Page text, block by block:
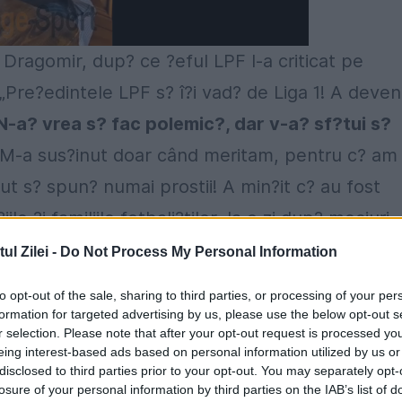
Zilei - Do Not Process My Personal Information
opt-out of the sale, sharing to third parties, or processing of your
for targeted advertising by us, please use the below opt-out
selection. Please note that after your opt-out request is processed
interest-based ads based on personal information utilized by us
to third parties prior to your opt-out. You may separately
of your personal information by third parties on the IAB’s list of
dup? ce ?eful LPF l-a criticat pe
LPF s? î?i vad? de Liga 1! A
a? vrea s? fac polemic?, dar v-a? sf?tui s?
M-a sus?inut doar când meritam, pentru c? am
s? spun? numai prostii! A min?it c? au fost
?i familiile fotbali?tilor, la o zi dup? meciuri.
s? nu-l mai primeasc? în avion. Dac?
convocat, probabil a fost deranjat. A f?cut
antrenorul tricolorilor. Apoi a dat vina pe
„Am fost nemul?umit de atitudinea, gesturile